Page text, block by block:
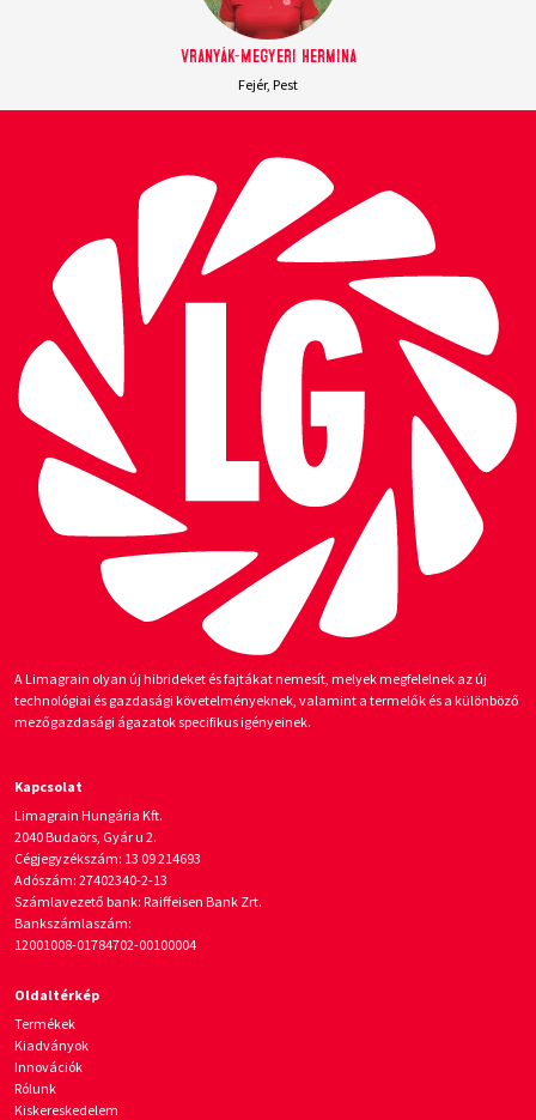
Vranyák-Megyeri Hermina
Fejér, Pest
A Limagrain olyan új hibrideket és fajtákat nemesít, melyek megfelelnek az új
technológiai és gazdasági követelményeknek, valamint a termelők és a különböző
mezőgazdasági ágazatok specifikus igényeinek.
Kapcsolat
Limagrain Hungária Kft.
2040 Budaörs, Gyár u 2.
Cégjegyzékszám: 13 09 214693
Adószám: 27402340-2-13
Számlavezető bank: Raiffeisen Bank Zrt.
Bankszámlaszám:
12001008-01784702-00100004
Oldaltérkép
Termékek
Kiadványok
Innovációk
Rólunk
Kiskereskedelem